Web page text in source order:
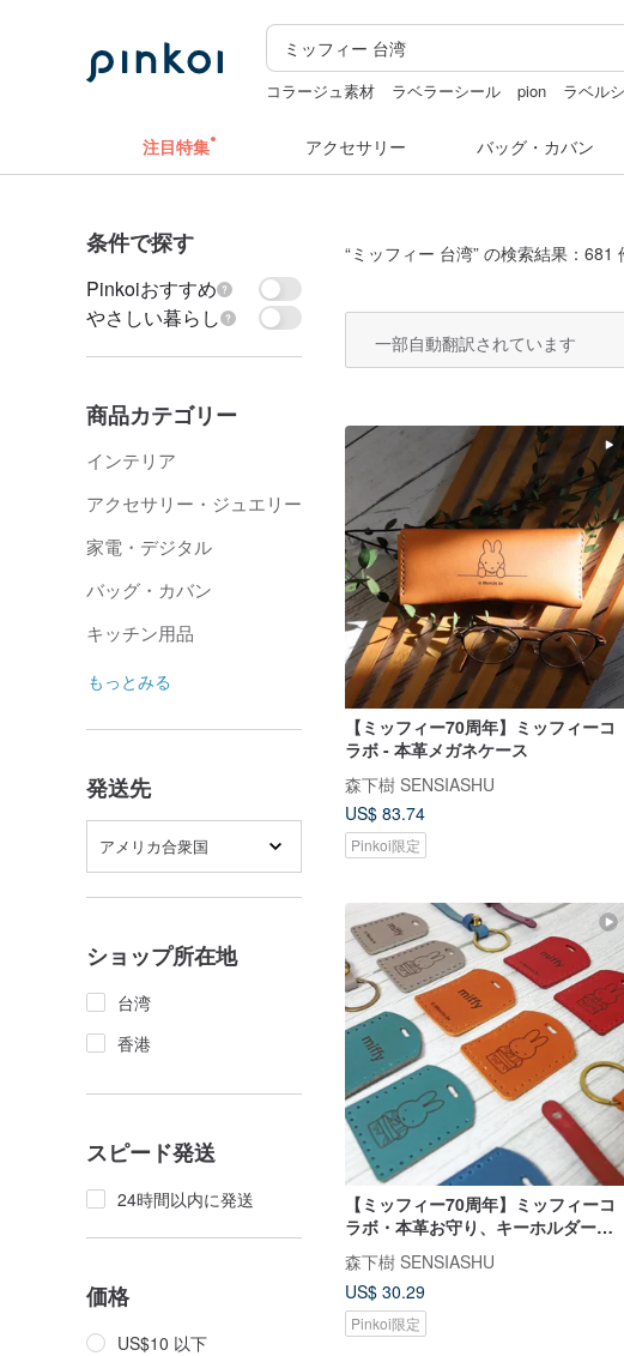
コラージュ素材 ラベラーシール pion ラベル
注目特集 アクセサリー バッグ・カバン
条件で探す
Pinkoiおすすめ
やさしい暮らし
商品カテゴリー
インテリア
アクセサリー・ジュエリー
家電・デジタル
バッグ・カバン
キッチン用品
もっとみる
発送先
アメリカ合衆国
ショップ所在地
台湾
香港
スピード発送
24時間以内に発送
価格
US$10 以下
“ミッフィー 台湾” の検索結果：681
一部自動翻訳されています
【ミッフィー70周年】ミッフィーコ
ラボ - 本革メガネケース
森下樹 SENSIASHU
US$ 83.74
Pinkoi限定
【ミッフィー70周年】ミッフィーコ
ラボ・本革お守り、キーホルダー、
マグネットホックケースの手作りキ
ット
森下樹 SENSIASHU
US$ 30.29
Pinkoi限定